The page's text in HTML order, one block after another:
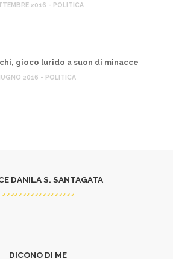
2016 - POLITICA
gioco lurido a suon di minacce
2016 - POLITICA
DANILA S. SANTAGATA
DICONO DI ME